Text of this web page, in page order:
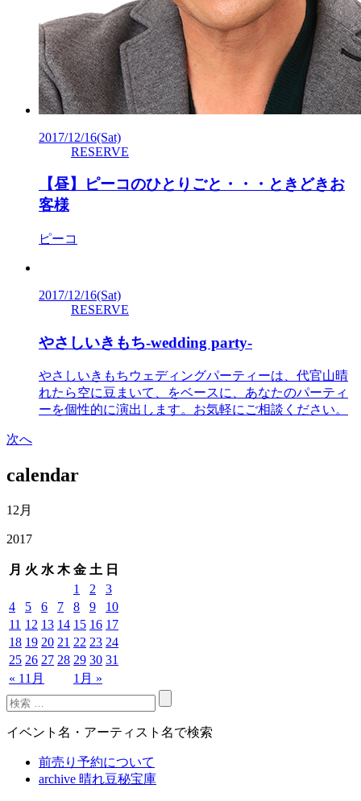
2017/12/16(Sat)
RESERVE
【昼】ピーコのひとりごと・・・ときどきお
客様
ピーコ
2017/12/16(Sat)
RESERVE
やさしいきもち-wedding party-
やさしいきもちウェディングパーティーは、代官山晴
れたら空に豆まいて、をベースに、あなたのパーティ
ーを個性的に演出します。お気軽にご相談ください。
次へ
calendar
12月
2017
月 火 水 木 金 土 日
« 11月 1月 »
1 2
3
4
5 6 7 8 9
10
11 12 13 14 15 16 17
18 19 20 21 22 23 24
25 26 27 28 29 30 31
イベント名・アーティスト名で検索
前売り予約について
archive 晴れ豆秘宝庫